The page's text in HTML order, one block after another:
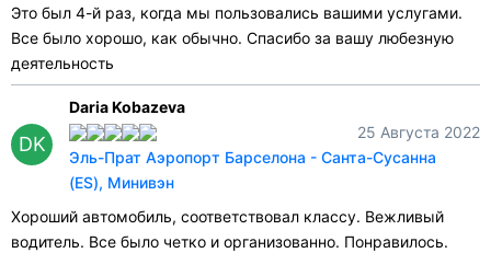
Это был 4-й раз, когда мы пользовались вашими услугами.
Все было хорошо, как обычно. Спасибо за вашу любезную
деятельность
DK
Daria Kobazeva
25 Августа 2022
Эль-Прат Аэропорт Барселона - Санта-Сусанна
(ES), Минивэн
Хороший автомобиль, соответствовал классу. Вежливый
водитель. Все было четко и организованно. Понравилось.